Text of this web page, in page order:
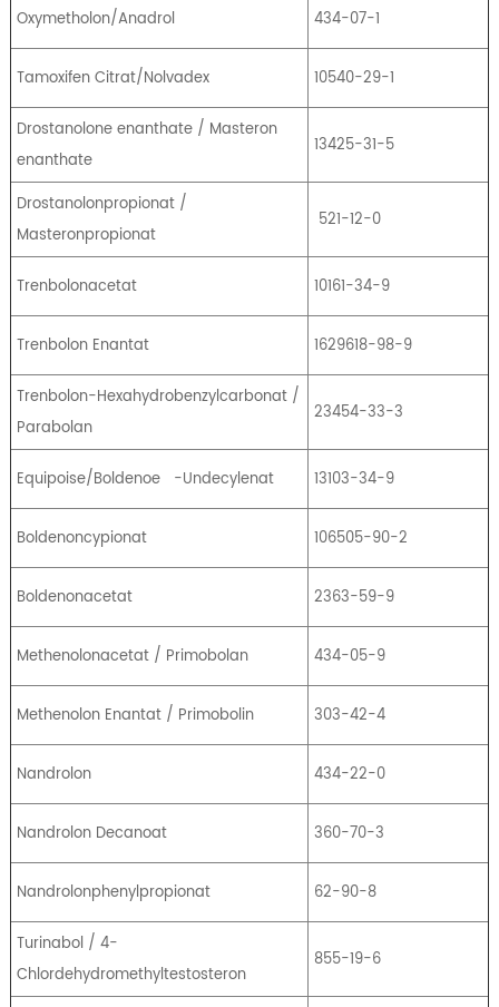
Oxymetholon/Anadrol 434-07-1
Tamoxifen Citrat/Nolvadex 10540-29-1
Drostanolone enanthate / Masteron
enanthate
13425-31-5
Drostanolonpropionat /
Masteronpropionat
521-12-0
Trenbolonacetat 10161-34-9
Trenbolon Enantat 1629618-98-9
Trenbolon-Hexahydrobenzylcarbonat /
Parabolan
23454-33-3
Equipoise/Boldenoe -Undecylenat 13103-34-9
Boldenoncypionat 106505-90-2
Boldenonacetat 2363-59-9
Methenolonacetat / Primobolan 434-05-9
Methenolon Enantat / Primobolin 303-42-4
Nandrolon 434-22-0
Nandrolon Decanoat 360-70-3
Nandrolonphenylpropionat 62-90-8
Turinabol / 4-
Chlordehydromethyltestosteron
855-19-6